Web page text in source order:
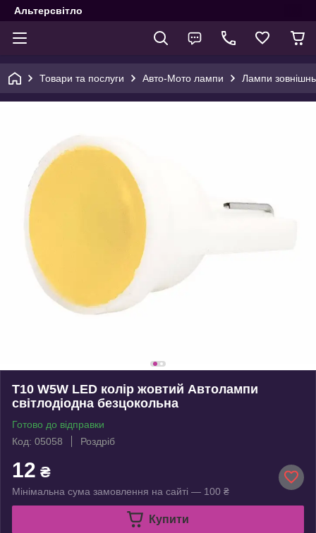
Альтерсвітло
Товари та послуги Авто-Мото лампи Лампи
T10 W5W LED колір жовтий Автолампи
світлодіодна безцокольна
Готово до відправки
Код: 05058
Роздріб
12 ₴
Мінімальна сума замовлення на сайті — 100 ₴
Купити